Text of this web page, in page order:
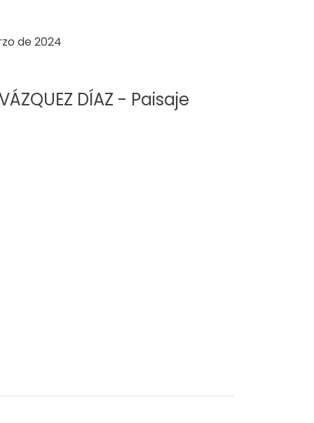
de 2024
DÍAZ - Paisaje